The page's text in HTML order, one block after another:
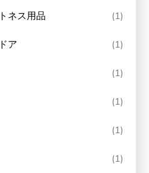
ネス用品 (1)
ア (1)
(1)
(1)
(1)
(1)